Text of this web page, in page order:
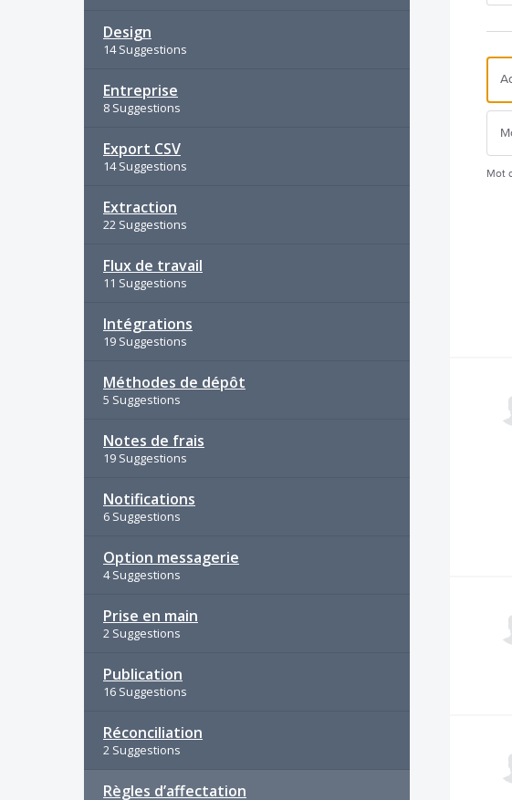
Design
14 Suggestions
Entreprise
8 Suggestions
Export CSV
14 Suggestions
Extraction
22 Suggestions
Flux de travail
11 Suggestions
Intégrations
19 Suggestions
Méthodes de dépôt
5 Suggestions
Notes de frais
19 Suggestions
Notifications
6 Suggestions
Option messagerie
4 Suggestions
Prise en main
2 Suggestions
Publication
16 Suggestions
Réconciliation
2 Suggestions
Règles d’affectation
Mot